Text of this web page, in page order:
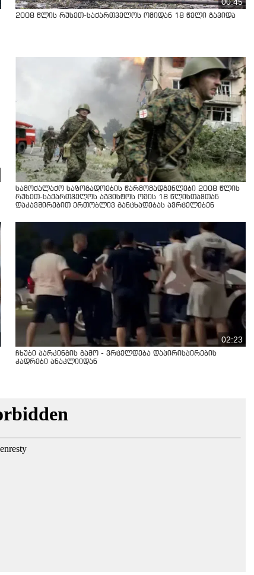
2008 წლის რუსეთ-საქართველოს ომიდან 18 წელი გავიდა
სამოქალაქო საზოგადოების წარმომადგენლები 2008 წლის
რუსეთ-საქართველოს აგვისტოს ომის 18 წლისთავთან
დაკავშირებით ერთობლივ განცხადებას ავრცელებენ
02:23
ჩხუბი პარკინგის გამო - ვრცელდება დაპირისპირების
კადრები ანაკლიიდან